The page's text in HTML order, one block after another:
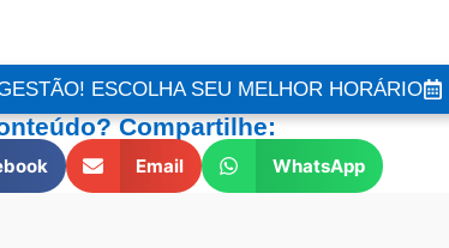
ESCOLHA SEU MELHOR HORÁRIO
Compartilhe:
Email WhatsApp